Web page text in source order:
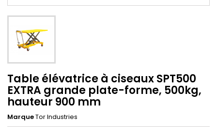
Table élévatrice à ciseaux SPT500
EXTRA grande plate-forme, 500kg,
hauteur 900 mm
MarqueTor Industries